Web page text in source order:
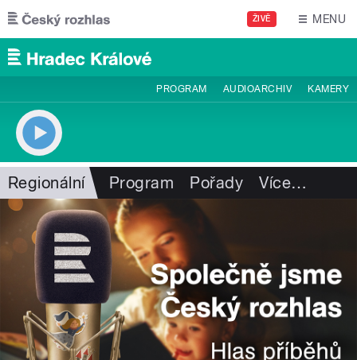
Přejít k hlavnímu obsahu
ŽIVĚ MENU
PROGRAM AUDIOARCHIV KAMERY
Regionální Program Pořady Více…